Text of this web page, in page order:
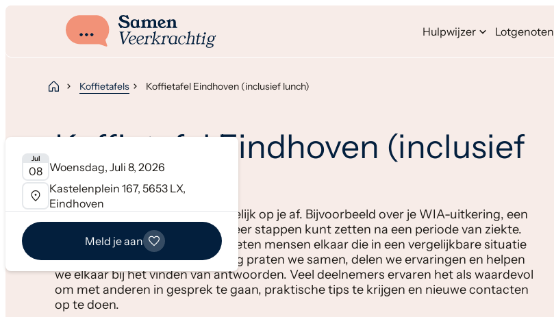
Hulpwijzer Lotgenoten
Koffietafels Koffietafel Eindhoven (inclusief lunch)
Koffietafel Eindhoven (inclusief
lunch)
Soms komen er veel vragen tegelijk op je af. Bijvoorbeeld over je WIA-uitkering, een
keuring bij het UWV of hoe je weer stappen kunt zetten na een periode van ziekte.
Tijdens onze koffietafels ontmoeten mensen elkaar die in een vergelijkbare situatie
zitten. In een ontspannen setting praten we samen, delen we ervaringen en helpen
we elkaar bij het vinden van antwoorden. Veel deelnemers ervaren het als waardevol
om met anderen in gesprek te gaan, praktische tips te krijgen en nieuwe contacten
op te doen.
Jul
08 Woensdag, Juli 8, 2026
Kastelenplein 167, 5653 LX,
Eindhoven
Meld je aan